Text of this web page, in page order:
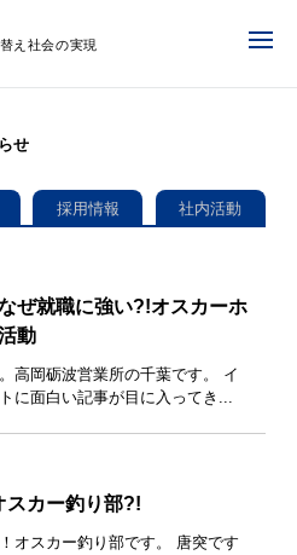
え社会の実現
せ
採用情報 社内活動
ぜ就職に強い?!オスカーホ
動
高岡砺波営業所の千葉です。 イ
に面白い記事が目に入ってき...
スカー釣り部?!
オスカー釣り部です。 唐突です